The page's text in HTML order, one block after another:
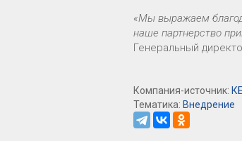
«Мы выражаем
наше партнерство
Генеральный
Компания-источник:
Тематика: Внедрение